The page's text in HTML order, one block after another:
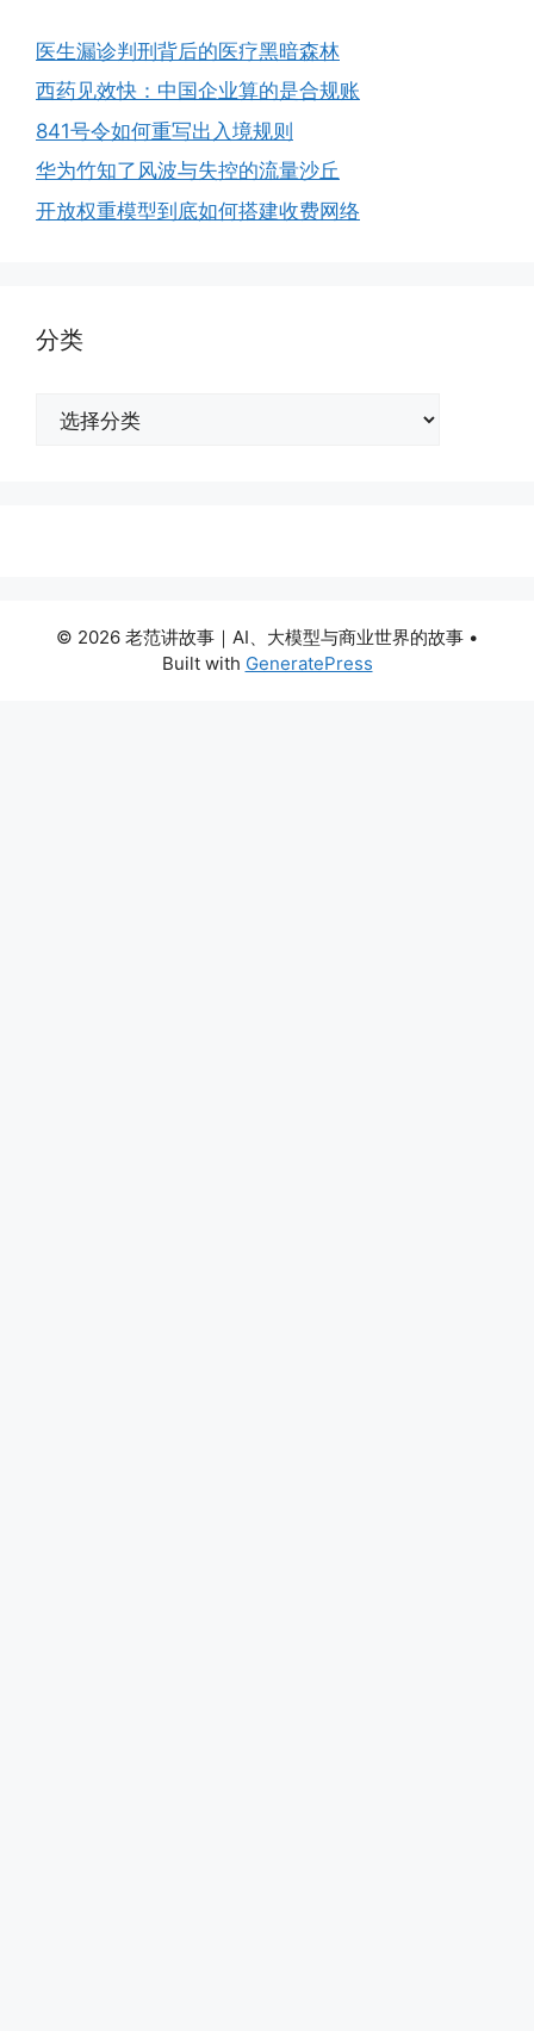
医生漏诊判刑背后的医疗黑暗森林
西药见效快：中国企业算的是合规账
841号令如何重写出入境规则
华为竹知了风波与失控的流量沙丘
开放权重模型到底如何搭建收费网络
分类
© 2026 老范讲故事｜AI、大模型与商业世界的故事 •
Built with GeneratePress